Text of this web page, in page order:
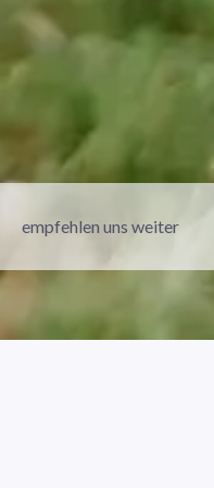
empfehlen uns weiter